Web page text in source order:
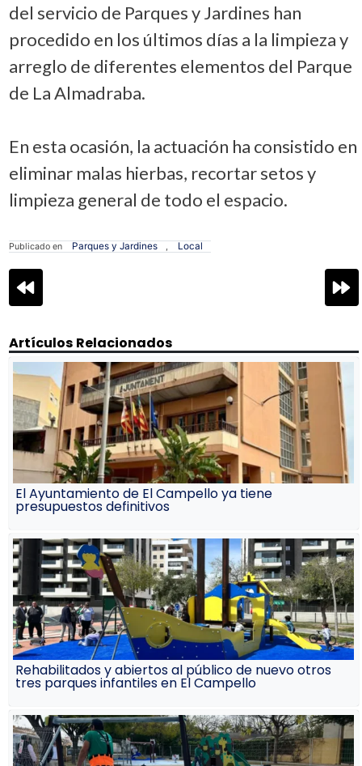
del servicio de Parques y Jardines han
procedido en los últimos días a la limpieza y
arreglo de diferentes elementos del Parque
de La Almadraba.
En esta ocasión, la actuación ha consistido en
eliminar malas hierbas, recortar setos y
limpieza general de todo el espacio.
Publicado en Parques y Jardines , Local
Navegación
de
Artículos Relacionados
El Ayuntamiento de El Campello ya tiene
presupuestos definitivos
Rehabilitados y abiertos al público de nuevo otros
tres parques infantiles en El Campello